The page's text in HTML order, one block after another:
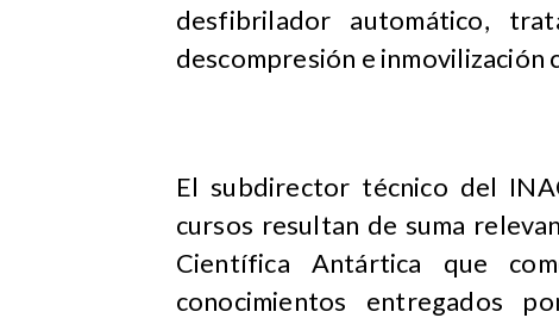
desfibrilador automático,
descompresión e inmovilización
El subdirector técnico del
cursos resultan de suma
Científica Antártica que
conocimientos entregados